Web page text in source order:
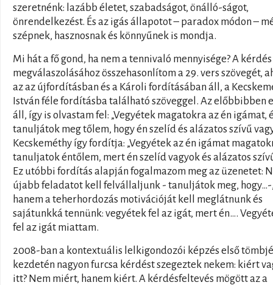
szeretnénk: lazább életet, szabadságot, önálló-ságot,
önrendelkezést. És az igás állapotot – paradox módon –
szépnek, hasznosnak és könnyűnek is mondja.
Mi hát a fő gond, ha nem a tennivaló mennyisége? A kérdés
megválaszolásához összehasonlítom a 29. vers szövegét,
az az újfordításban és a Károli fordításában áll, a
István féle fordításba található szöveggel. Az előbbibben
áll, így is olvastam fel: „Vegyétek magatokra az én igámat,
tanuljátok meg tőlem, hogy én szelíd és alázatos szívű
Kecskeméthy így fordítja: „Vegyétek az én igámat
tanuljatok éntőlem, mert én szelíd vagyok és alázatos
Ez utóbbi fordítás alapján fogalmazom meg az üzenetet:
újabb feladatot kell felvállaljunk - tanuljátok meg,
hanem a teherhordozás motivációját kell meglátnunk és
sajátunkká tennünk: vegyétek fel az igát, mert én….
fel az igát miattam.
2008-ban a kontextuális lelkigondozói képzés első
kezdetén nagyon furcsa kérdést szegeztek nekem: kiért
itt? Nem miért, hanem kiért. A kérdésfeltevés mögött az a